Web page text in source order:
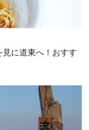
に道東へ！おすす